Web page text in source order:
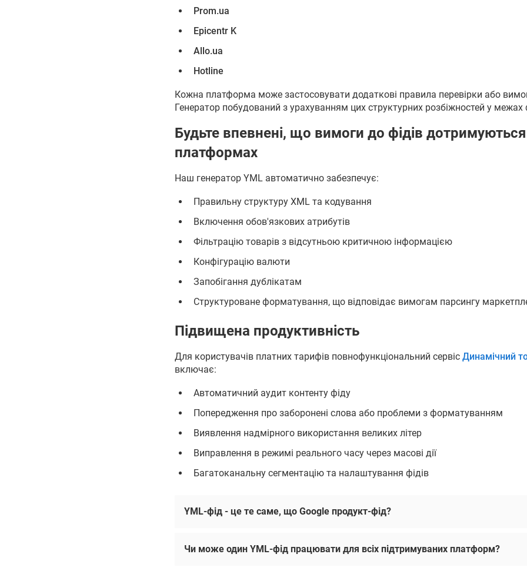
Prom.ua
Epicentr K
Allo.ua
Hotline
Кожна платформа може застосовувати додаткові правила перевірки або
Генератор побудований з урахуванням цих структурних розбіжностей у
Будьте впевнені, що вимоги до фідів дотримуються
платформах
Наш генератор YML автоматично забезпечує:
Правильну структуру XML та кодування
Включення обов'язкових атрибутів
Фільтрацію товарів з відсутньою критичною інформацією
Конфігурацію валюти
Запобігання дублікатам
Структуроване форматування, що відповідає вимогам парсингу
Підвищена продуктивність
Для користувачів платних тарифів повнофункціональний сервіс Динамічний
включає:
Автоматичний аудит контенту фіду
Попередження про заборонені слова або проблеми з форматуванням
Виявлення надмірного використання великих літер
Виправлення в режимі реального часу через масові дії
Багатоканальну сегментацію та налаштування фідів
YML-фід - це те саме, що Google продукт-фід?
Чи може один YML-фід працювати для всіх підтримуваних платформ?